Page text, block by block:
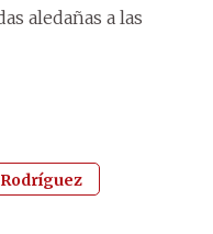
aledañas a las